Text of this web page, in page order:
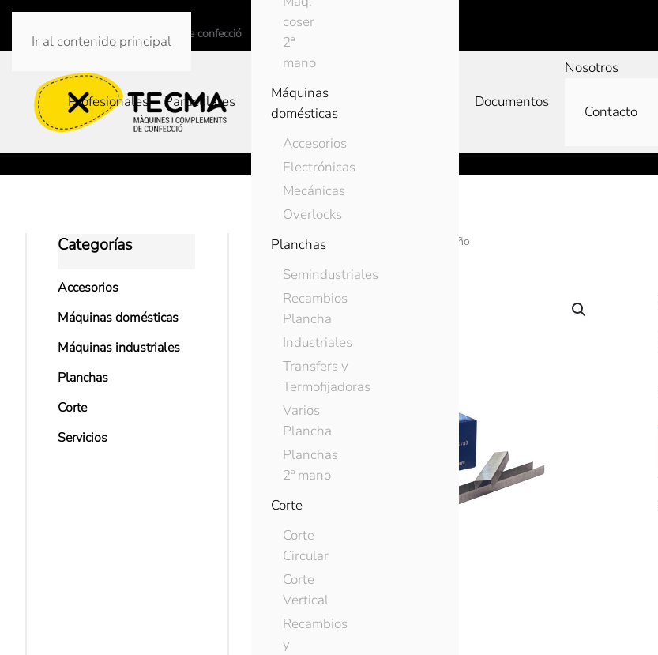
Ir al contenido principal
info@tecmaweb.net
Màquines i complements de confecció
Profesionales Particulares
coser
2ª
mano
Máquinas
domésticas
Accesorios
Electrónicas
Mecánicas
Overlocks
Planchas
Semindustriales
Recambios
Plancha
Industriales
Transfers y
Termofijadoras
Varios
Plancha
Planchas
2ª mano
Corte
Corte
Circular
Corte
Vertical
Recambios
y
Documentos
Nosotros
Contacto
Inicio Accesorios Patronaje y diseño
Categorías
Accesorios
Máquinas domésticas
Máquinas industriales
Planchas
Corte
Servicios